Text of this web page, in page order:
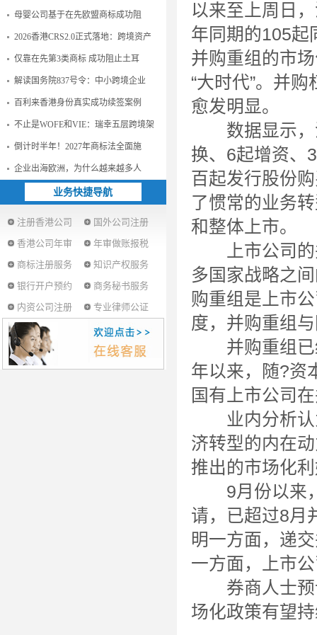
母婴公司基于在先欧盟商标成功阻
2026香港CRS2.0正式落地：跨境资产
仅靠在先第3类商标 成功阻止土耳
解读国务院837号令：中小跨境企业
百利来香港身份真实成功续签案例
不止是WOFE和VIE：瑞幸五层跨境架
倒计时半年！2027年商标法全面施
企业出海欧洲，为什么越来越多人
业务快捷导航
注册香港公司
国外公司注册
香港公司年审
年审做账报税
商标注册服务
知识产权服务
银行开户预约
商务秘书服务
内资公司注册
专业律师公证
以来至上周日
年同期的105起
并购重组的市
“大时代”。并
愈发明显。
数据显示，
换、6起增资、
百起发行股份
了惯常的业务
和整体上市。
上市公司的并
多国家战略之
购重组是上市
度，并购重组
并购重组已
年以来，随?资
国有上市公司
业内分析认
济转型的内在
推出的市场化
9月份以来，
请，已超过8月
明一方面，递
一方面，上市
券商人士预
场化政策有望